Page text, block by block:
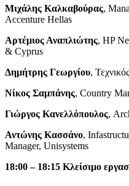
Μιχάλης Καλκαβούρας,
Accenture Hellas
Αρτέμιος Αναπλιώτης, HP
& Cyprus
Δημήτρης Γεωργίου,
Νίκος Σαμπάνης, Country
Γιώργος Κανελλόπουλος,
Αντώνης Κασσάνο,
Manager, Unisystems
18:00 – 18:15 Κλείσιμο